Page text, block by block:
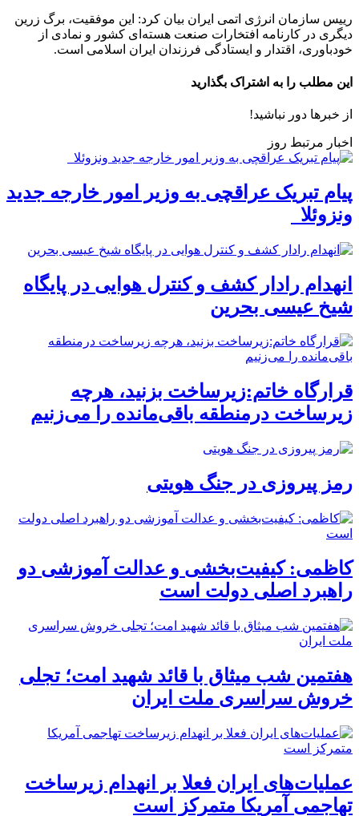
رییس سازمان انرژی اتمی ایران بیان کرد: این موفقیت، برگ زرین
دیگری در کارنامه افتخارات صنعت هسته‌ای کشور و نمادی از
خودباوری، اقتدار و ایستادگی فرزندان ایران اسلامی است.
این مطلب را به اشتراک بگذارید
از خبرها دور نباشید!
اخبار مرتبط روز
پیام تبریک عراقچی به وزیر امور خارجه جدید
ونزوئلا
انهدام رادار کشف و کنترل هوایی در پایگاه
شیخ عیسی بحرین
قرارگاه خاتم:زیرساخت بزنید، هرچه
زیرساخت درمنطقه باقی‌مانده را می‌زنیم
رمز پیروزی در جنگ هویتی
کاظمی: کیفیت‌بخشی و عدالت آموزشی دو
راهبرد اصلی دولت است
هفتمین شب میثاق با قائد شهید امت؛ تجلی
خروش سراسری ملت ایران
عملیات‌های ایران فعلا بر انهدام زیرساخت
تهاجمی آمریکا متمرکز است